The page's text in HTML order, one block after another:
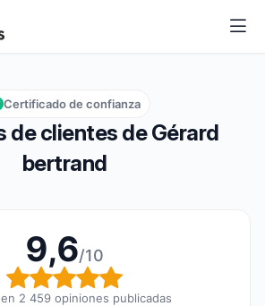
de 10
de clientes de Gérard
bertrand
Certificado de confianza
9,6/10
Calificación global: 9,6
en 2 459 opiniones publicadas